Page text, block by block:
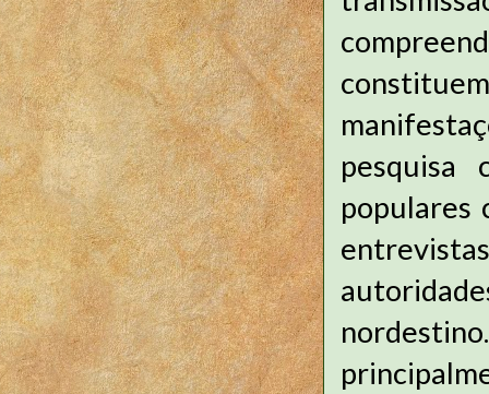
pesquisa
populares